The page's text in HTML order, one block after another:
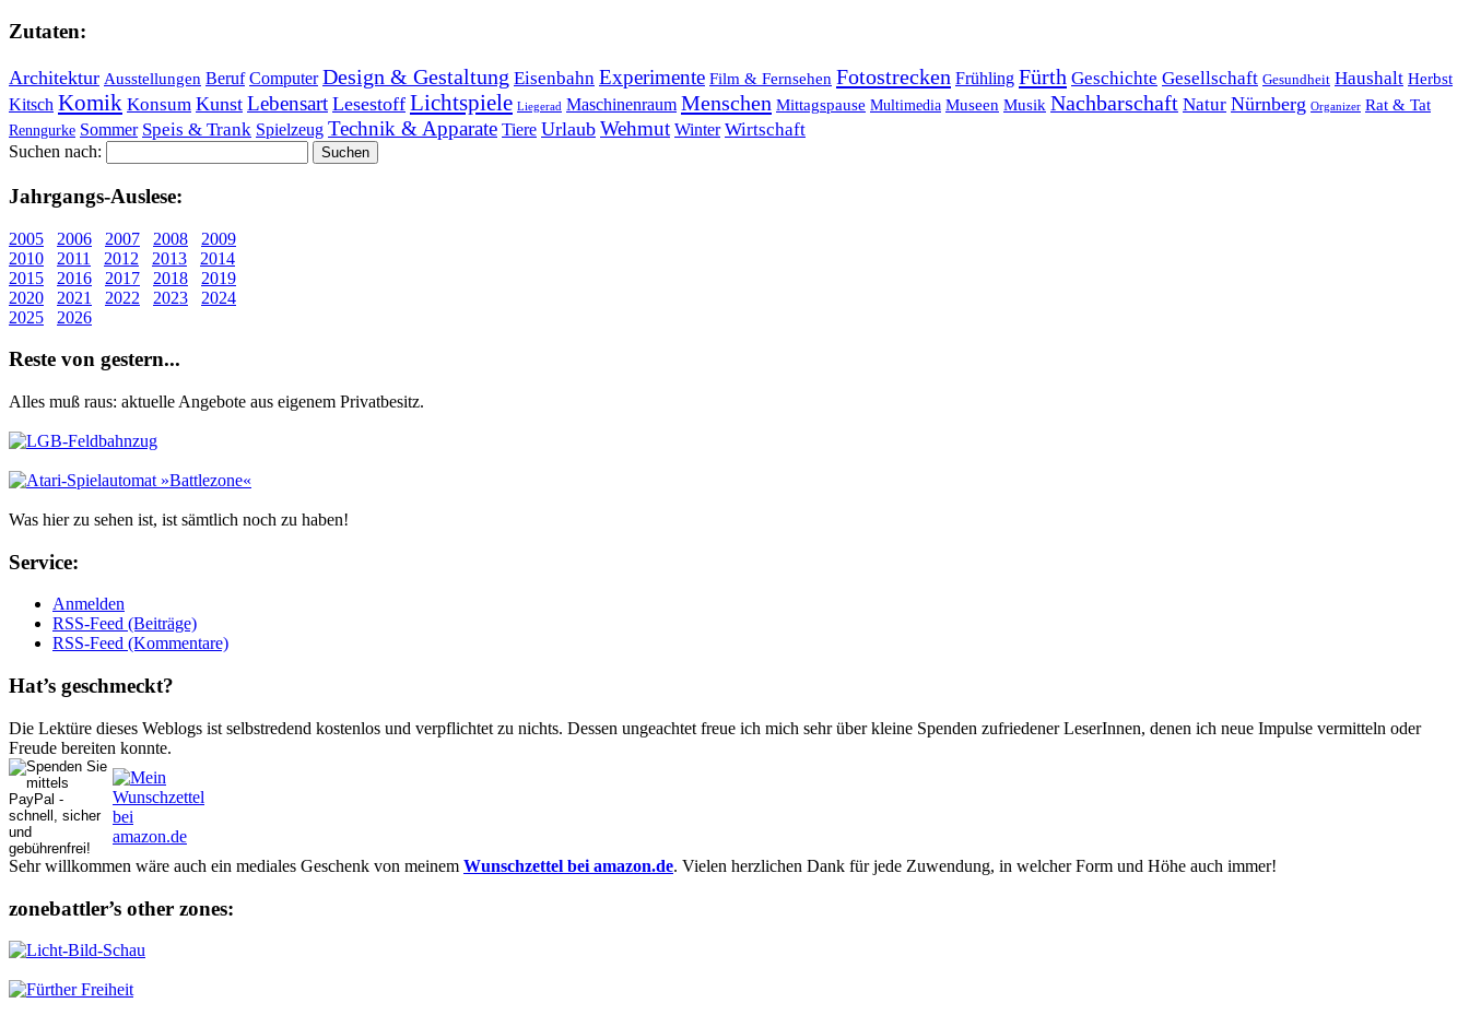
Zu­ta­ten:
Architektur Ausstellungen Beruf Computer Design & Gestaltung Eisenbahn Experimente Film & Fernsehen Fotostrecken Frühling Fürth Geschichte Gesellschaft Gesundheit Haushalt Herbst
Kitsch Komik Konsum Kunst Lebensart Lesestoff Lichtspiele Liegerad Maschinenraum Menschen Mittagspause Multimedia Museen Musik Nachbarschaft Natur Nürnberg Organizer Rat & Tat
Renngurke Sommer Speis & Trank Spielzeug Technik & Apparate Tiere Urlaub Wehmut Winter Wirtschaft
Suchen nach:
Jahr­gangs-Aus­le­se:
2005 2006 2007 2008
2009
2010
2011 2012 2013
2014
2015
2016 2017 2018
2019
2020
2021 2022 2023
2024
2025
2026
Re­ste von ge­stern...
Alles muß raus: aktuelle An­ge­bo­te aus eigenem Privatbesitz.
Was hier zu sehen ist, ist sämt­lich noch zu haben!
Ser­vice:
Anmelden
RSS-Feed (Beiträge)
RSS-Feed (Kommentare)
Hat’s ge­schmeckt?
Die Lektüre dieses Weblogs ist selbstredend kostenlos und ver­pflich­tet zu nichts. Dessen un­ge­achtet freue ich mich sehr über kleine Spenden zufriedener Le­serInnen, denen ich neue Im­pul­se vermitteln oder
Freude bereiten konnte.
Sehr willkommen wäre auch ein mediales Geschenk von meinem Wunschzettel bei amazon.de. Vielen herzlichen Dank für jede Zuwendung, in welcher Form und Höhe auch immer!
zonebattler’s other zo­nes: